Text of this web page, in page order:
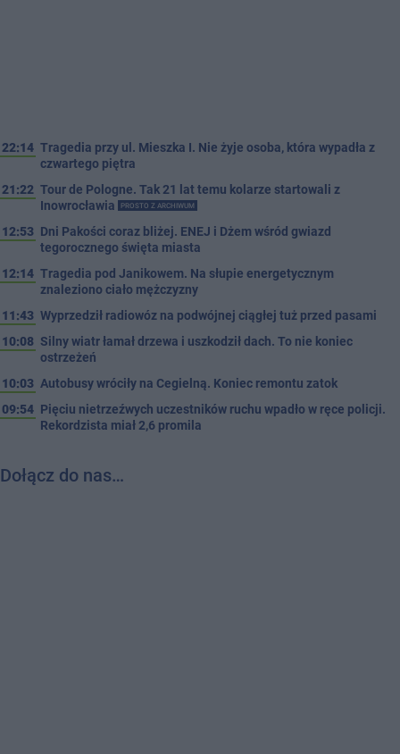
22:14 Tragedia przy ul. Mieszka I. Nie żyje osoba, która wypadła z
czwartego piętra
21:22 Tour de Pologne. Tak 21 lat temu kolarze startowali z
Inowrocławia
PROSTO Z ARCHIWUM
12:53 Dni Pakości coraz bliżej. ENEJ i Dżem wśród gwiazd
tegorocznego święta miasta
12:14 Tragedia pod Janikowem. Na słupie energetycznym
znaleziono ciało mężczyzny
11:43 Wyprzedził radiowóz na podwójnej ciągłej tuż przed pasami
10:08 Silny wiatr łamał drzewa i uszkodził dach. To nie koniec
ostrzeżeń
10:03 Autobusy wróciły na Cegielną. Koniec remontu zatok
09:54 Pięciu nietrzeźwych uczestników ruchu wpadło w ręce policji.
Rekordzista miał 2,6 promila
Dołącz do nas…